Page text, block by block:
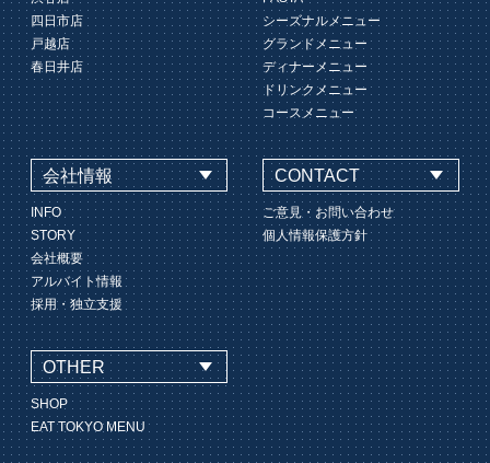
四日市店
戸越店
春日井店
シーズナルメニュー
グランドメニュー
ディナーメニュー
ドリンクメニュー
コースメニュー
会社情報
INFO
STORY
会社概要
アルバイト情報
採用・独立支援
CONTACT
ご意見・お問い合わせ
個人情報保護方針
OTHER
SHOP
EAT TOKYO MENU